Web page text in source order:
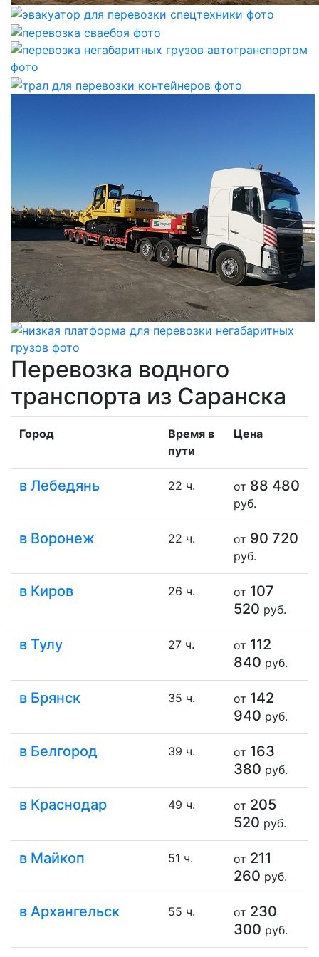
Перевозка водного
транспорта из Саранска
Город
Время в
пути
Цена
в Лебедянь 22 ч. от 88 480
руб.
в Воронеж 22 ч. от 90 720
руб.
в Киров 26 ч. от 107
520 руб.
в Тулу 27 ч. от 112
840 руб.
в Брянск 35 ч. от 142
940 руб.
в Белгород 39 ч. от 163
380 руб.
в Краснодар 49 ч. от 205
520 руб.
в Майкоп 51 ч. от 211
260 руб.
в Архангельск 55 ч. от 230
300 руб.